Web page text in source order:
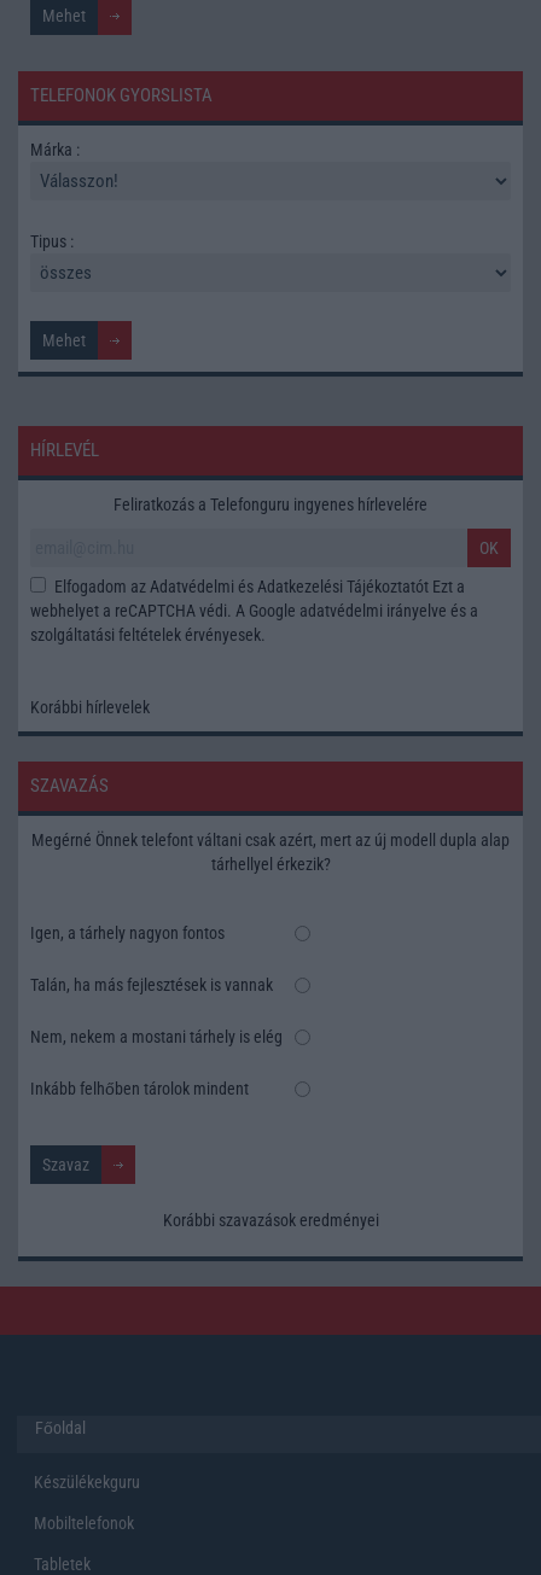
TELEFONOK GYORSLISTA
Márka :
Tipus :
HÍRLEVÉL
Feliratkozás a Telefonguru ingyenes hírlevelére
OK
Elfogadom azAdatvédelmi és Adatkezelési Tájékoztatót Ezt a
webhelyet a reCAPTCHA védi. A Google adatvédelmi irányelve és a
szolgáltatási feltételek érvényesek.
Korábbi hírlevelek
SZAVAZÁS
Megérné Önnek telefont váltani csak azért, mert az új modell dupla alap
tárhellyel érkezik?
Igen, a tárhely nagyon fontos
Talán, ha más fejlesztések is vannak
Nem, nekem a mostani tárhely is elég
Inkább felhőben tárolok mindent
Korábbi szavazások eredményei
Főoldal
Készülékekguru
Mobiltelefonok
Tabletek